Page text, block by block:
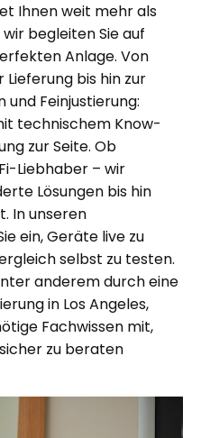
Ihnen weit mehr als
begleiten Sie auf
Anlage. Von
bis hin zur
Feinjustierung:
technischem Know-
zur Seite. Ob
Liebhaber – wir
Lösungen bis hin
In unseren
ein, Geräte live zu
selbst zu testen.
anderem durch eine
in Los Angeles,
Fachwissen mit,
zu beraten